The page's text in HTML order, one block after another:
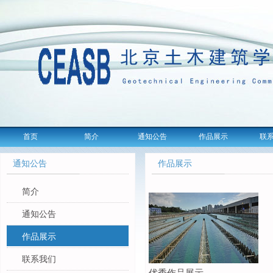
首页 简介 通知公告 作品展示 联
通知公告
简介
通知公告
作品展示
联系我们
作品展示